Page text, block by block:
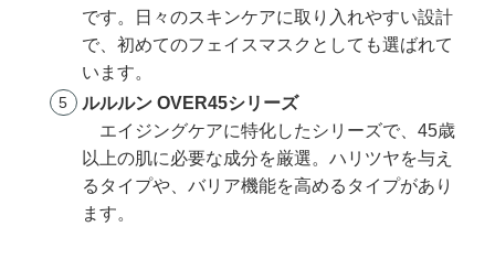
です。日々のスキンケアに取り入れやすい設計
で、初めてのフェイスマスクとしても選ばれて
います。
ルルルン OVER45シリーズ
エイジングケアに特化したシリーズで、45歳
以上の肌に必要な成分を厳選。ハリツヤを与え
るタイプや、バリア機能を高めるタイプがあり
ます。